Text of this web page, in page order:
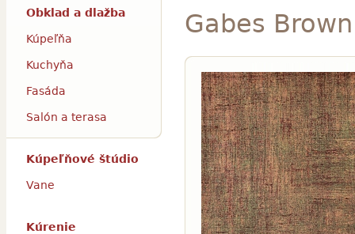
Gabes Brown
Obklad a dlažba
Kúpeľňa
Kuchyňa
Fasáda
Salón a terasa
Kúpeľňové štúdio
Vane
Kúrenie